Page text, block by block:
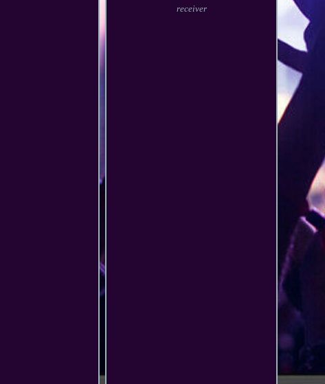
receiver